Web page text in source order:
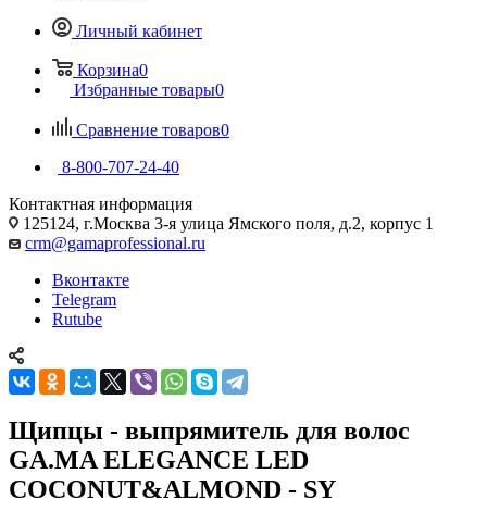
Личный кабинет
Корзина0
Избранные товары0
Сравнение товаров0
8-800-707-24-40
Контактная информация
125124, г.Москва 3-я улица Ямского поля, д.2, корпус 1
crm@gamaprofessional.ru
Вконтакте
Telegram
Rutube
Щипцы - выпрямитель для волос
GA.MA ELEGANCE LED
COCONUT&ALMOND - SY